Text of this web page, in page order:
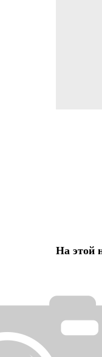
На этой